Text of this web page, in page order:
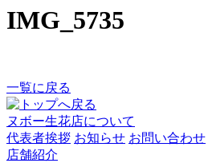
IMG_5735
一覧に戻る
ヌボー生花店について
代表者挨拶 お知らせ お問い合わせ
店舗紹介